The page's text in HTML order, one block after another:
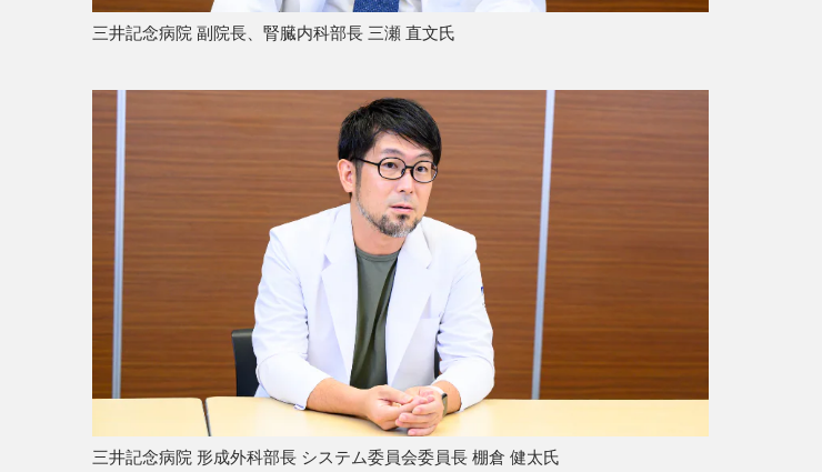
三井記念病院 副院長、腎臓内科部長 三瀬 直文氏
三井記念病院 形成外科部長 システム委員会委員長 棚倉 健太氏